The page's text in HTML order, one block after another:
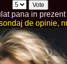
pana in prezent
de opinie,